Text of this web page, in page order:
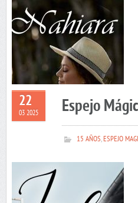
22
03 2025 Espejo
15 AÑOS,ESPEJO